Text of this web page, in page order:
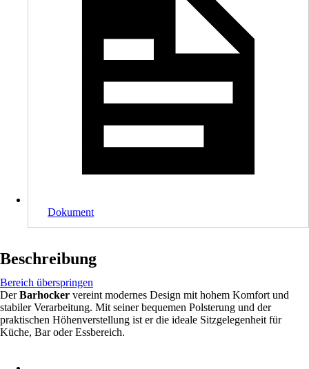
Dokument
Beschreibung
Bereich überspringen
DerBarhocker vereint modernes Design mit hohem Komfort und
stabiler Verarbeitung. Mit seiner bequemen Polsterung und der
praktischen Höhenverstellung ist er die ideale Sitzgelegenheit für
Küche, Bar oder Essbereich.